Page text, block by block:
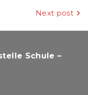
Next post
Schule –